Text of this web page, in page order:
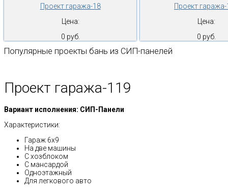
Проект гаража-18
Цена:
0 руб.
Проект
Цена:
0 руб.
Популярные проекты бань из СИП-панелей
Проект гаража-119
Вариант исполнения: СИП-Панели
Характеристики:
Гараж 6х9
На две машины
С хозблоком
С мансардой
Одноэтажный
Для легкового авто